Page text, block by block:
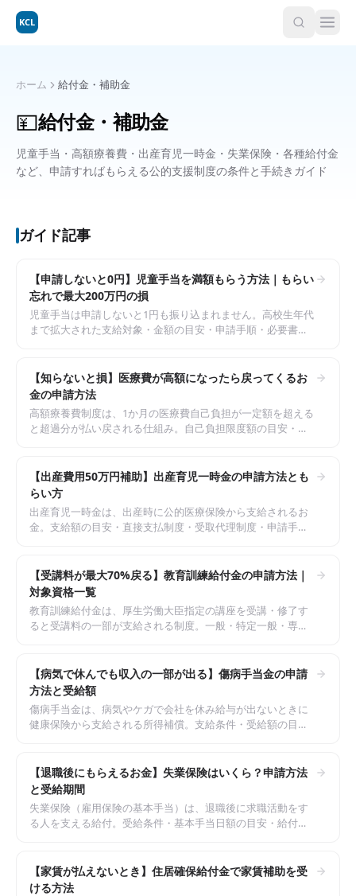
KCL
ホーム 給付金・補助金
💴給付金・補助金
児童手当・高額療養費・出産育児一時金・失業保険・各種給付金
など、申請すればもらえる公的支援制度の条件と手続きガイド
ガイド記事
【申請しないと0円】児童手当を満額もらう方法｜もらい
忘れで最大200万円の損
児童手当は申請しないと1円も振り込まれません。高校生年代
まで拡大された支給対象・金額の目安・申請手順・必要書類
【知らないと損】医療費が高額になったら戻ってくるお
金の申請方法
高額療養費制度は、1か月の医療費自己負担が一定額を超える
と超過分が払い戻される仕組み。自己負担限度額の目安・申
【出産費用50万円補助】出産育児一時金の申請方法とも
らい方
出産育児一時金は、出産時に公的医療保険から支給されるお
金。支給額の目安・直接支払制度・受取代理制度・申請手順
【受講料が最大70%戻る】教育訓練給付金の申請方法｜
対象資格一覧
教育訓練給付金は、厚生労働大臣指定の講座を受講・修了す
ると受講料の一部が支給される制度。一般・特定一般・専門
【病気で休んでも収入の一部が出る】傷病手当金の申請
方法と受給額
傷病手当金は、病気やケガで会社を休み給与が出ないときに
健康保険から支給される所得補償。支給条件・受給額の目
【退職後にもらえるお金】失業保険はいくら？申請方法
と受給期間
失業保険（雇用保険の基本手当）は、退職後に求職活動をす
る人を支える給付。受給条件・基本手当日額の目安・給付日
【家賃が払えないとき】住居確保給付金で家賃補助を受
ける方法